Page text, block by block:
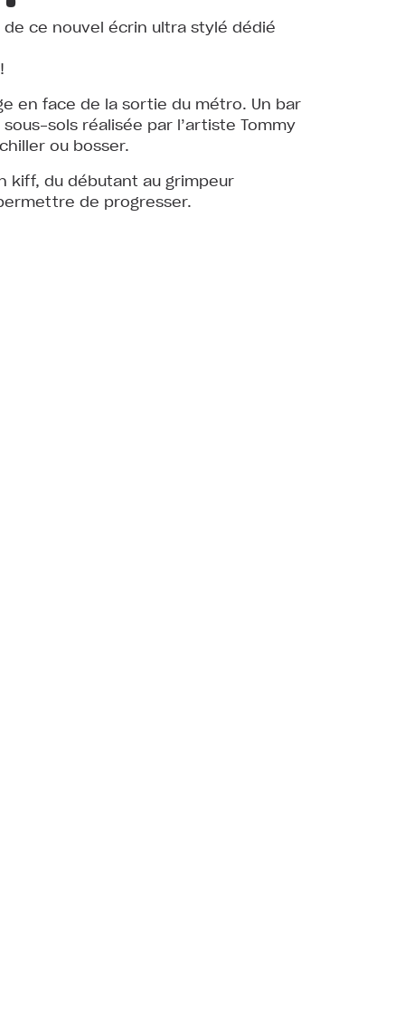
ce nouvel écrin ultra stylé dédié
en face de la sortie du métro. Un bar
sols réalisée par l’artiste Tommy
ou bosser.
kiff, du débutant au grimpeur
de progresser.